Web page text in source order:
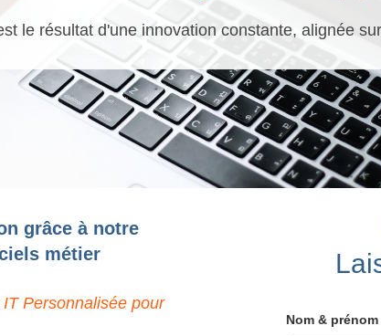
le résultat d'une innovation constante, alignée
grâce à notre
métier
Personnalisée pour
Nom & prénom